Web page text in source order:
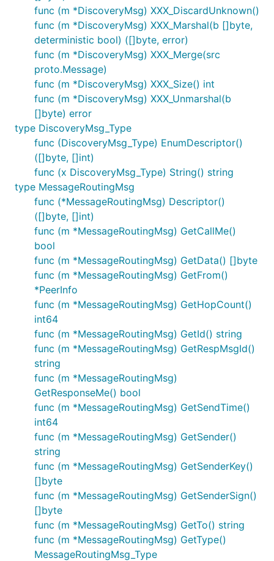
func (m *DiscoveryMsg) XXX_DiscardUnknown()
func (m *DiscoveryMsg) XXX_Marshal(b []byte,
deterministic bool) ([]byte, error)
func (m *DiscoveryMsg) XXX_Merge(src
proto.Message)
func (m *DiscoveryMsg) XXX_Size() int
func (m *DiscoveryMsg) XXX_Unmarshal(b
[]byte) error
type DiscoveryMsg_Type
func (DiscoveryMsg_Type) EnumDescriptor()
([]byte, []int)
func (x DiscoveryMsg_Type) String() string
type MessageRoutingMsg
func (*MessageRoutingMsg) Descriptor()
([]byte, []int)
func (m *MessageRoutingMsg) GetCallMe()
bool
func (m *MessageRoutingMsg) GetData() []byte
func (m *MessageRoutingMsg) GetFrom()
*PeerInfo
func (m *MessageRoutingMsg) GetHopCount()
int64
func (m *MessageRoutingMsg) GetId() string
func (m *MessageRoutingMsg) GetRespMsgId()
string
func (m *MessageRoutingMsg)
GetResponseMe() bool
func (m *MessageRoutingMsg) GetSendTime()
int64
func (m *MessageRoutingMsg) GetSender()
string
func (m *MessageRoutingMsg) GetSenderKey()
[]byte
func (m *MessageRoutingMsg) GetSenderSign()
[]byte
func (m *MessageRoutingMsg) GetTo() string
func (m *MessageRoutingMsg) GetType()
MessageRoutingMsg_Type